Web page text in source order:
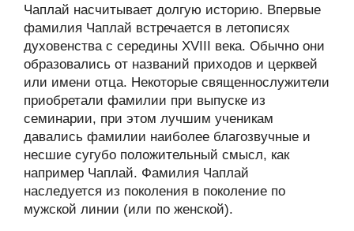
Чаплай насчитывает долгую историю. Впервые
фамилия Чаплай встречается в летописях
духовенства с середины XVIII века. Обычно они
образовались от названий приходов и церквей
или имени отца. Некоторые священнослужители
приобретали фамилии при выпуске из
семинарии, при этом лучшим ученикам
давались фамилии наиболее благозвучные и
несшие сугубо положительный смысл, как
например Чаплай. Фамилия Чаплай
наследуется из поколения в поколение по
мужской линии (или по женской).